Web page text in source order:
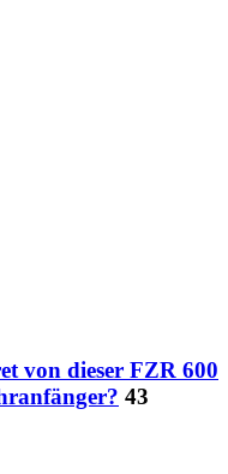
von dieser FZR 600
43